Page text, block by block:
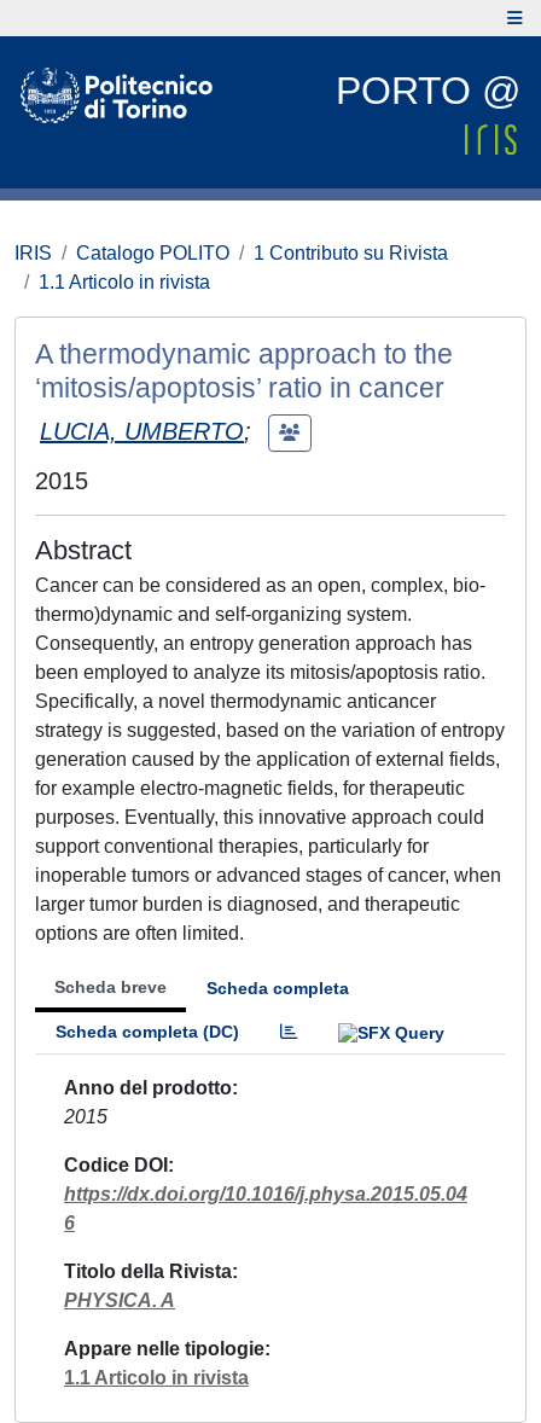
PORTO @
IRIS Catalogo POLITO
1 Contributo su Rivista
1.1 Articolo in rivista
A thermodynamic approach to the
‘mitosis/apoptosis’ ratio in cancer
LUCIA, UMBERTO;
2015
Abstract
Cancer can be considered as an open, complex, bio-
thermo)dynamic and self-organizing system.
Consequently, an entropy generation approach has
been employed to analyze its mitosis/apoptosis ratio.
Specifically, a novel thermodynamic anticancer
strategy is suggested, based on the variation of entropy
generation caused by the application of external fields,
for example electro-magnetic fields, for therapeutic
purposes. Eventually, this innovative approach could
support conventional therapies, particularly for
inoperable tumors or advanced stages of cancer, when
larger tumor burden is diagnosed, and therapeutic
options are often limited.
Scheda breve Scheda completa
Scheda completa (DC)
Anno del prodotto
2015
Codice DOI
https://dx.doi.org/10.1016/j.physa.2015.05.04
6
Titolo della Rivista
PHYSICA. A
Appare nelle tipologie
1.1 Articolo in rivista